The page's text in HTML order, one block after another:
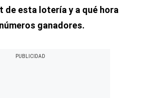
de esta lotería y a qué hora
ganadores.